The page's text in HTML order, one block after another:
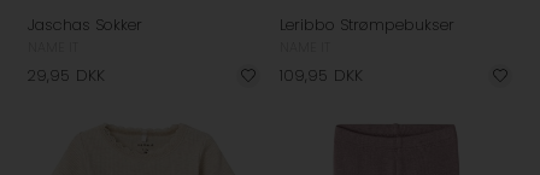
Jaschas Sokker
29,95 DKK
Leribbo Strømpebukser
109,95 DKK